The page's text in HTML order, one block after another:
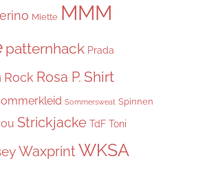
Miette MMM
patternhack Prada
Rock Rosa P. Shirt
Sommersweat Spinnen
Strickjacke TdF Toni
WaxprintWKSA